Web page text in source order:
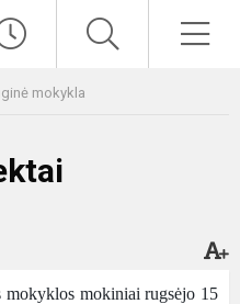
mokykla
mokiniai rugsėjo 15